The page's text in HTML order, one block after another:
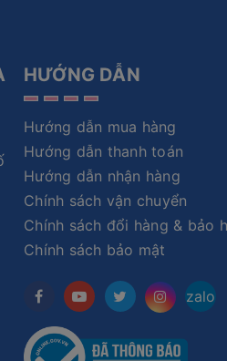
HƯỚNG DẪN
Hướng dẫn mua hàng
Hướng dẫn thanh toán
Hướng dẫn nhận hàng
Chính sách vận chuyển
Chính sách đổi hàng & bảo
Chính sách bảo mật
zalo